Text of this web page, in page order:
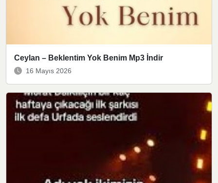
Ceylan – Beklentim Yok Benim Mp3 İndir
16 Mayıs 2026